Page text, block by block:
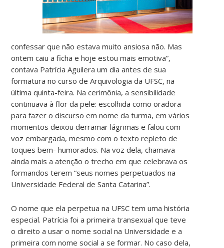
confessar que não estava muito ansiosa não. Mas
ontem caiu a ficha e hoje estou mais emotiva”,
contava Patrícia Aguilera um dia antes de sua
formatura no curso de Arquivologia da UFSC, na
última quinta-feira. Na cerimônia, a sensibilidade
continuava à flor da pele: escolhida como oradora
para fazer o discurso em nome da turma, em vários
momentos deixou derramar lágrimas e falou com
voz embargada, mesmo com o texto repleto de
toques bem- humorados. Na voz dela, chamava
ainda mais a atenção o trecho em que celebrava os
formandos terem “seus nomes perpetuados na
Universidade Federal de Santa Catarina”.
O nome que ela perpetua na UFSC tem uma história
especial. Patrícia foi a primeira transexual que teve
o direito a usar o nome social na Universidade e a
primeira com nome social a se formar. No caso dela,